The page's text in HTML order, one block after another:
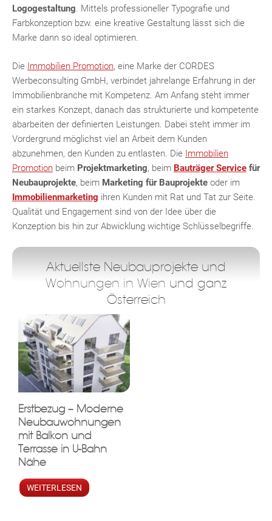
Fac Inst Twi Pint Link Wh
Logogestaltung. Mittels professioneller Typografie und
Farbkonzeption bzw. eine kreative Gestaltung lässt sich die
Marke dann so ideal optimieren.
Die Immobilien Promotion, eine Marke der CORDES
Werbeconsulting GmbH, verbindet jahrelange Erfahrung in der
Immobilienbranche mit Kompetenz. Am Anfang steht immer
ein starkes Konzept, danach das strukturierte und kompetente
abarbeiten der definierten Leistungen. Dabei steht immer im
Vordergrund möglichst viel an Arbeit dem Kunden
abzunehmen, den Kunden zu entlasten. Die Immobilien
Promotion beim Projektmarketing, beim Bauträger Service für
Neubauprojekte, beim Marketing für Bauprojekte oder im
Immobilienmarketing ihren Kunden mit Rat und Tat zur Seite.
Qualität und Engagement sind von der Idee über die
Konzeption bis hin zur Abwicklung wichtige Schlüsselbegriffe.
Aktuellste Neubauprojekte und
Wohnungen in Wien und ganz
Österreich
Erstbezug – Moderne
Neubauwohnungen
mit Balkon und
Terrasse in U-Bahn
Nähe
WEITERLESEN